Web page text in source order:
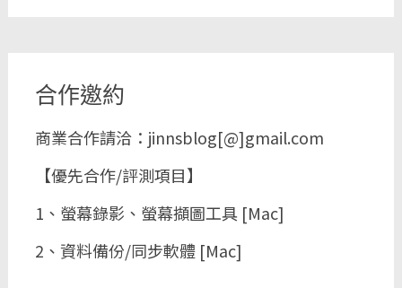
合作邀約
商業合作請洽：jinnsblog[@]gmail.com
【優先合作/評測項目】
1、螢幕錄影、螢幕擷圖工具 [Mac]
2、資料備份/同步軟體 [Mac]